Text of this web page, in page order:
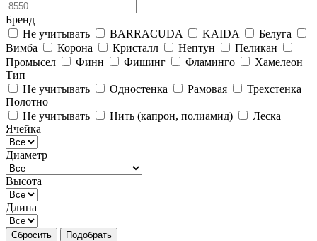
Бренд
Не учитывать
BARRACUDA KAIDA
Белуга
Вимба
Корона Кристалл Нептун
Пеликан
Промысел
Финн Фишинг Фламинго
Хамелеон
Тип
Не учитывать
Одностенка Рамовая
Трехстенка
Полотно
Не учитывать
Нить (капрон, полиамид)
Леска
Ячейка
Диаметр
Высота
Длина
Сбросить Подобрать